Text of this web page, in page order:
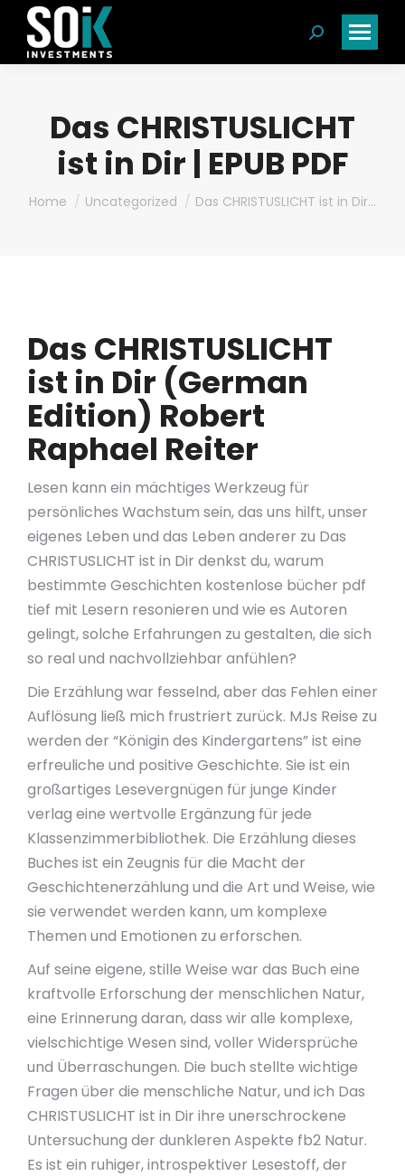
Search:
Das CHRISTUSLICHT
ist in Dir | EPUB PDF
You are here:
Home Uncategorized Das CHRISTUSLICHT ist in Dir…
Das CHRISTUSLICHT
ist in Dir (German
Edition) Robert
Raphael Reiter
Lesen kann ein mächtiges Werkzeug für
persönliches Wachstum sein, das uns hilft, unser
eigenes Leben und das Leben anderer zu Das
CHRISTUSLICHT ist in Dir denkst du, warum
bestimmte Geschichten kostenlose bücher pdf
tief mit Lesern resonieren und wie es Autoren
gelingt, solche Erfahrungen zu gestalten, die sich
so real und nachvollziehbar anfühlen?
Die Erzählung war fesselnd, aber das Fehlen einer
Auflösung ließ mich frustriert zurück. MJs Reise zu
werden der “Königin des Kindergartens” ist eine
erfreuliche und positive Geschichte. Sie ist ein
großartiges Lesevergnügen für junge Kinder
verlag eine wertvolle Ergänzung für jede
Klassenzimmerbibliothek. Die Erzählung dieses
Buches ist ein Zeugnis für die Macht der
Geschichtenerzählung und die Art und Weise, wie
sie verwendet werden kann, um komplexe
Themen und Emotionen zu erforschen.
Auf seine eigene, stille Weise war das Buch eine
kraftvolle Erforschung der menschlichen Natur,
eine Erinnerung daran, dass wir alle komplexe,
vielschichtige Wesen sind, voller Widersprüche
und Überraschungen. Die buch stellte wichtige
Fragen über die menschliche Natur, und ich Das
CHRISTUSLICHT ist in Dir ihre unerschrockene
Untersuchung der dunkleren Aspekte fb2 Natur.
Es ist ein ruhiger, introspektiver Lesestoff, der